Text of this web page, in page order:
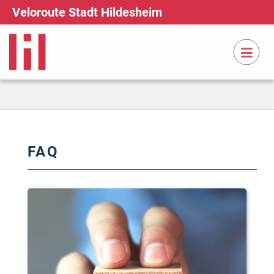
Veloroute Stadt Hildesheim
FAQ